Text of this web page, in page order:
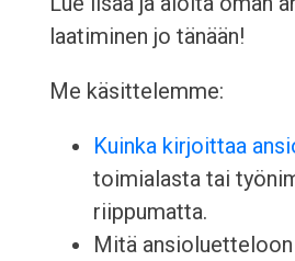
laatiminen jo tänään!
Me käsittelemme:
Kuinka kirjoittaa
toimialasta tai
riippumatta.
Mitä